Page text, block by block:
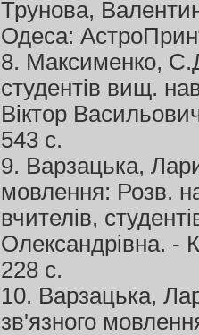
Трунова,
Одеса:
8. Максименко,
студентів вищ.
Віктор
543 с.
9. Варзацька,
мовлення: Розв.
вчителів,
Олександрівна. -
228 с.
10. Варзацька,
зв'язного